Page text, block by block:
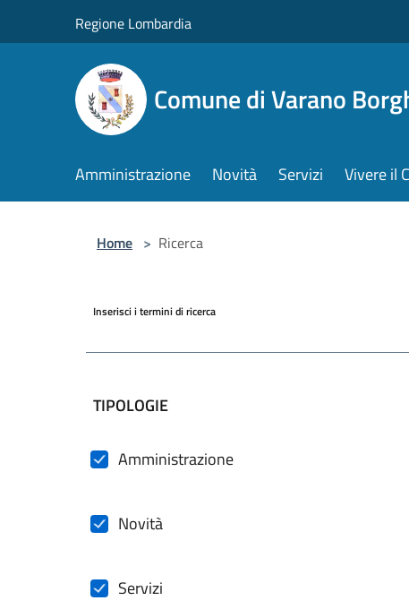
Regione Lombardia
Comune di Varano
Amministrazione Novità Servizi Vivere il
Home > Ricerca
Inserisci i termini di ricerca
filtri da applicare
TIPOLOGIE
Amministrazione
Novità
Servizi